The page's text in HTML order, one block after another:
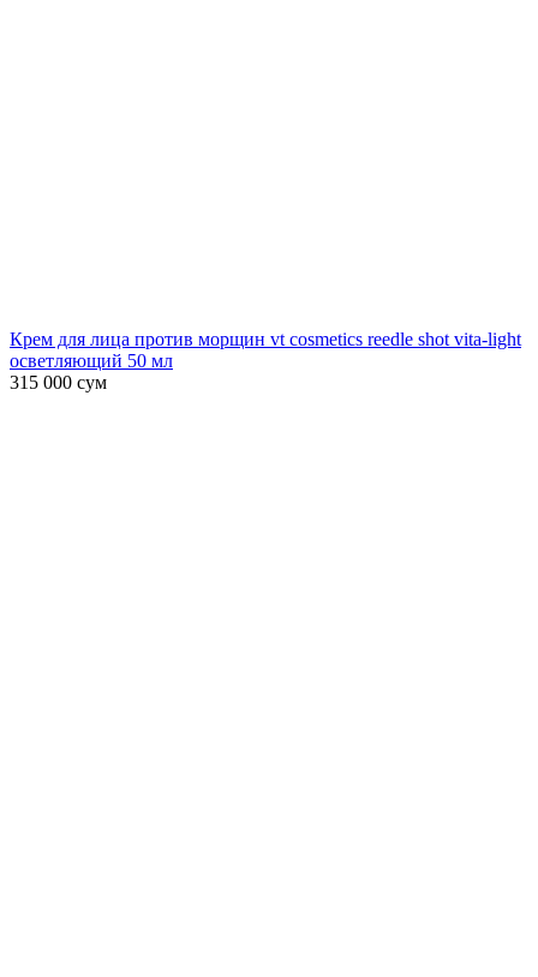
Крем для лица против морщин vt cosmetics reedle shot vita-light
осветляющий 50 мл
315 000 сум